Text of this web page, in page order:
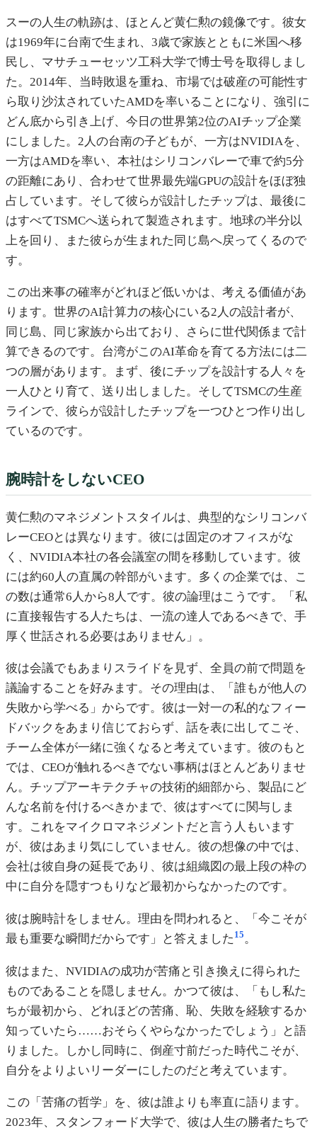
スーの人生の軌跡は、ほとんど黄仁勲の鏡像です。彼女
は1969年に台南で生まれ、3歳で家族とともに米国へ移
民し、マサチューセッツ工科大学で博士号を取得しまし
た。2014年、当時敗退を重ね、市場では破産の可能性す
ら取り沙汰されていたAMDを率いることになり、強引に
どん底から引き上げ、今日の世界第2位のAIチップ企業
にしました。2人の台南の子どもが、一方はNVIDIAを、
一方はAMDを率い、本社はシリコンバレーで車で約5分
の距離にあり、合わせて世界最先端GPUの設計をほぼ独
占しています。そして彼らが設計したチップは、最後に
はすべてTSMCへ送られて製造されます。地球の半分以
上を回り、また彼らが生まれた同じ島へ戻ってくるので
す。
この出来事の確率がどれほど低いかは、考える価値があ
ります。世界のAI計算力の核心にいる2人の設計者が、
同じ島、同じ家族から出ており、さらに世代関係まで計
算できるのです。台湾がこのAI革命を育てる方法には二
つの層があります。まず、後にチップを設計する人々を
一人ひとり育て、送り出しました。そしてTSMCの生産
ラインで、彼らが設計したチップを一つひとつ作り出し
ているのです。
腕時計をしないCEO
黄仁勲のマネジメントスタイルは、典型的なシリコンバ
レーCEOとは異なります。彼には固定のオフィスがな
く、NVIDIA本社の各会議室の間を移動しています。彼
には約60人の直属の幹部がいます。多くの企業では、こ
の数は通常6人から8人です。彼の論理はこうです。「私
に直接報告する人たちは、一流の達人であるべきで、手
厚く世話される必要はありません」。
彼は会議でもあまりスライドを見ず、全員の前で問題を
議論することを好みます。その理由は、「誰もが他人の
失敗から学べる」からです。彼は一対一の私的なフィー
ドバックをあまり信じておらず、話を表に出してこそ、
チーム全体が一緒に強くなると考えています。彼のもと
では、CEOが触れるべきでない事柄はほとんどありませ
ん。チップアーキテクチャの技術的細部から、製品にど
んな名前を付けるべきかまで、彼はすべてに関与しま
す。これをマイクロマネジメントだと言う人もいます
が、彼はあまり気にしていません。彼の想像の中では、
会社は彼自身の延長であり、彼は組織図の最上段の枠の
中に自分を隠すつもりなど最初からなかったのです。
彼は腕時計をしません。理由を問われると、「今こそが
最も重要な瞬間だからです」と答えました 15。
彼はまた、NVIDIAの成功が苦痛と引き換えに得られた
ものであることを隠しません。かつて彼は、「もし私た
ちが最初から、どれほどの苦痛、恥、失敗を経験するか
知っていたら……おそらくやらなかったでしょう」と語
りました。しかし同時に、倒産寸前だった時代こそが、
自分をよりよいリーダーにしたのだと考えています。
この「苦痛の哲学」を、彼は誰よりも率直に語ります。
2023年、スタンフォード大学で、彼は人生の勝者たちで